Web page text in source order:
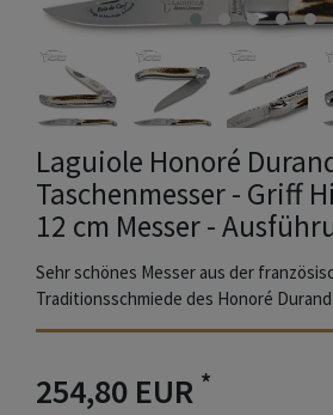
Laguiole Honoré
Taschenmesser - Griff
12 cm Messer -
Sehr schönes Messer aus der
Traditionsschmiede des Honoré Durand.
254,80 EUR *